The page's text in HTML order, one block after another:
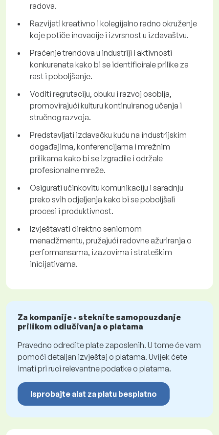
radova.
Razvijati kreativno i kolegijalno radno okruženje
koje potiče inovacije i izvrsnost u izdavaštvu.
Praćenje trendova u industriji i aktivnosti
konkurenata kako bi se identificirale prilike za
rast i poboljšanje.
Voditi regrutaciju, obuku i razvoj osoblja,
promovirajući kulturu kontinuiranog učenja i
stručnog razvoja.
Predstavljati izdavačku kuću na industrijskim
događajima, konferencijama i mrežnim
prilikama kako bi se izgradile i održale
profesionalne mreže.
Osigurati učinkovitu komunikaciju i saradnju
preko svih odjeljenja kako bi se poboljšali
procesi i produktivnost.
Izvještavati direktno seniornom
menadžmentu, pružajući redovne ažuriranja o
performansama, izazovima i strateškim
inicijativama.
Za kompanije - steknite samopouzdanje
prilikom odlučivanja o platama
Pravedno odredite plate zaposlenih. U tome će vam
pomoći detaljan izvještaj o platama. Uvijek ćete
imati pri ruci relevantne podatke o platama.
Isprobajte alat za platu besplatno